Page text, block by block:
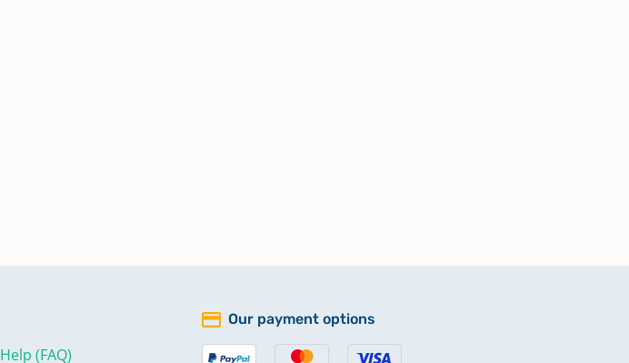
Help (FAQ)
Our payment options